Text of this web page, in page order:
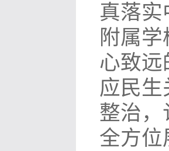
真落
附属
心致远
应民
整治
全方位